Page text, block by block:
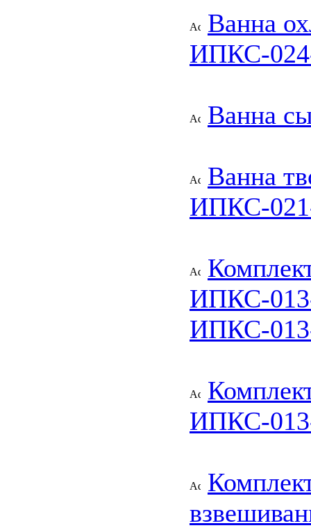
Ванна
ИПКС-
Ванна
Ванна
ИПКС-
ИПКС-
ИПКС-
ИПКС-